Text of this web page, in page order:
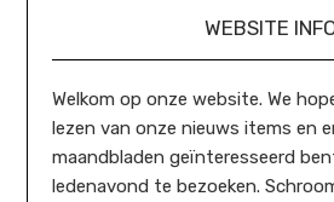
WEBSITE
Welkom op onze website. We
lezen van onze nieuws items en
maandbladen geïnteresseerd
ledenavond te bezoeken.